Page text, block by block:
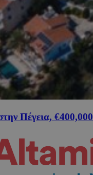
Πέγεια, €400,000